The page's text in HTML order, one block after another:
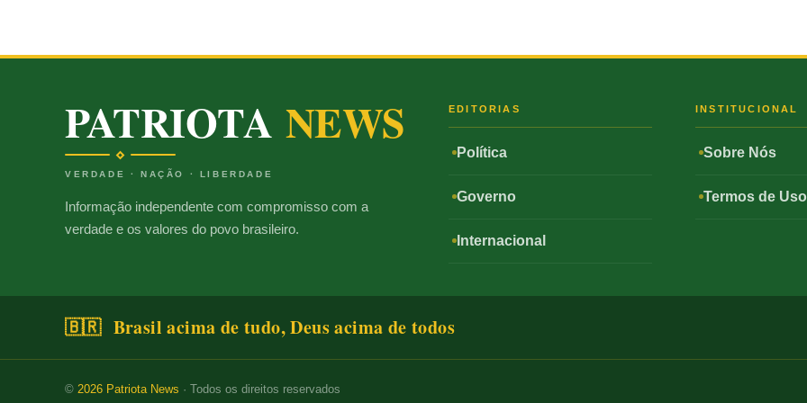
PATRIOTA NEWS
VERDADE · NAÇÃO · LIBERDADE
Informação independente com compromisso com a
verdade e os valores do povo brasileiro.
EDITORIAS
Política
Governo
Internacional
INSTITUCIONAL
Sobre Nós
Termos de Uso
🇧🇷 Brasil acima de tudo, Deus acima de todos
© 2026 Patriota News · Todos os direitos reservados